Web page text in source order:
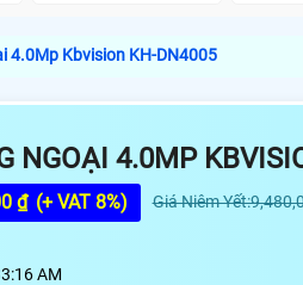
4.0Mp Kbvision KH-DN4005
NGOẠI 4.0MP
₫ (+ VAT 8%) Giá Niêm
AM